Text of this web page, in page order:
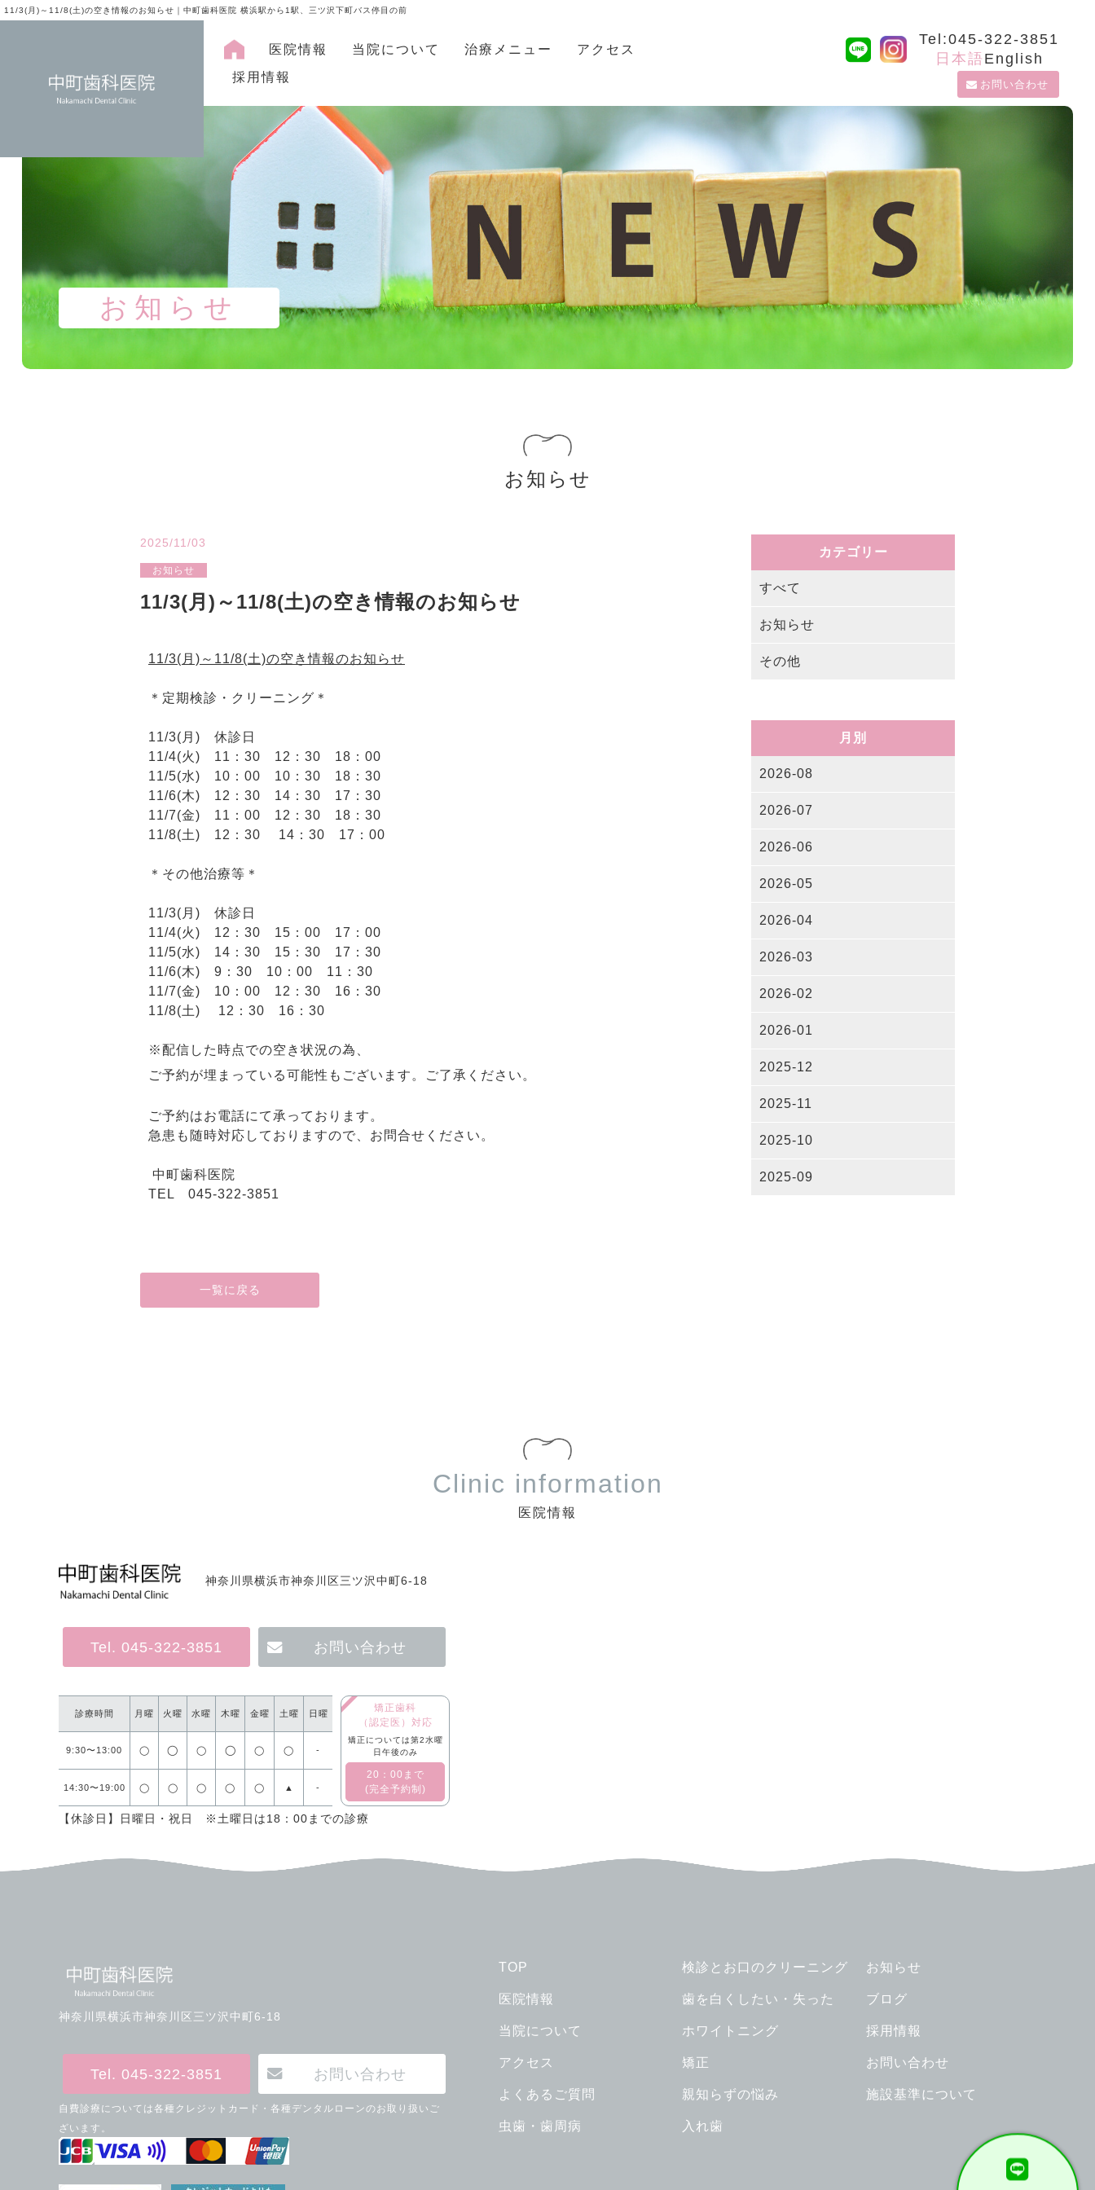
11/3(月)～11/8(土)の空き情報のお知らせ｜中町歯科医院 横浜駅から1駅、三ツ沢下町バス停目の前
医院情報 当院について 治療メニュー アクセス
採用情報
Tel:045-322-3851
日本語 English
お問い合わせ
お知らせ
お知らせ
2025/11/03
お知らせ
11/3(月)～11/8(土)の空き情報のお知らせ
11/3(月)～11/8(土)の空き情報のお知らせ
＊定期検診・クリーニング＊
11/3(月) 休診日
11/4(火) 11：30 12：30 18：00
11/5(水) 10：00 10：30 18：30
11/6(木) 12：30 14：30 17：30
11/7(金) 11：00 12：30 18：30
11/8(土) 12：30 14：30 17：00
＊その他治療等＊
11/3(月) 休診日
11/4(火) 12：30 15：00 17：00
11/5(水) 14：30 15：30 17：30
11/6(木) 9：30 10：00 11：30
11/7(金) 10：00 12：30 16：30
11/8(土) 12：30 16：30
※ 配信した時点での空き状況の為、
ご予約が埋まっている可能性もございます。ご了承ください。
ご予約はお電話にて承っております。
急患も随時対応しておりますので、お問合せください。
中町歯科医院
TEL 045-322-3851
一覧に戻る
カテゴリー
すべて
お知らせ
その他
月別
2026-08
2026-07
2026-06
2026-05
2026-04
2026-03
2026-02
2026-01
2025-12
2025-11
2025-10
2025-09
Clinic information
医院情報
神奈川県横浜市神奈川区三ツ沢中町6-18
Tel. 045-322-3851 お問い合わせ
診療時間 月曜 火曜 水曜 木曜 金曜 土曜 日曜
9:30〜13:00 ◯ ◯ ◯ ◯ ◯ ◯ -
14:30〜19:00 ◯ ◯ ◯ ◯ ◯ ▲ -
矯正歯科
（認定医）対応
矯正については第2水曜
日午後のみ
​20：00まで
(完全予約制)
【休診日】日曜日・祝日 ※土曜日は18：00までの診療
神奈川県横浜市神奈川区三ツ沢中町6-18
Tel. 045-322-3851 お問い合わせ
自費診療については各種クレジットカード・各種デンタルローンのお取り扱いご
ざいます。
TOP
医院情報
当院について
アクセス
よくあるご質問
虫歯・歯周病
検診とお口のクリーニング
歯を白くしたい・失った
ホワイトニング
矯正
親知らずの悩み
入れ歯
お知らせ
ブログ
採用情報
お問い合わせ
施設基準について